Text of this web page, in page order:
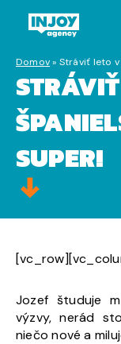
Domov» Stráviť leto v
SUPER!
Jozef študuje
výzvy, nerád
niečo nové a